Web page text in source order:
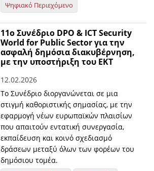
Ψηφιακό Περιεχόμενο
11ο Συνέδριο DPO & ICT Security
World for Public Sector για την
ασφαλή δημόσια διακυβέρνηση,
με την υποστήριξη του ΕΚΤ
12.02.2026
Το Συνέδριο διοργανώνεται σε μια
στιγμή καθοριστικής σημασίας, με την
εφαρμογή νέων ευρωπαϊκών πλαισίων
που απαιτούν εντατική συνεργασία,
εκπαίδευση και κοινό σχεδιασμό
δράσεων μεταξύ όλων των φορέων του
δημόσιου τομέα.